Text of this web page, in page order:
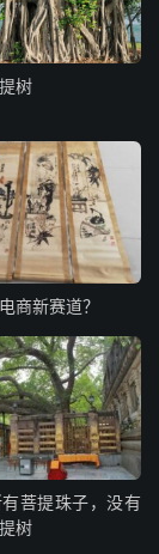
树
商新赛道？
菩提珠子，没有
树